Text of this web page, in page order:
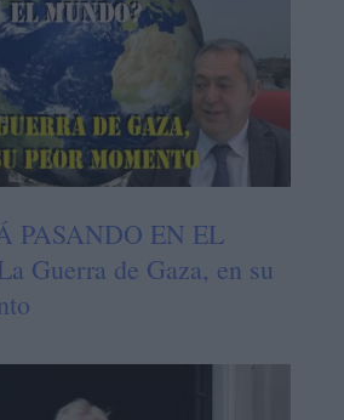
PASANDO EN EL
Guerra de Gaza, en su